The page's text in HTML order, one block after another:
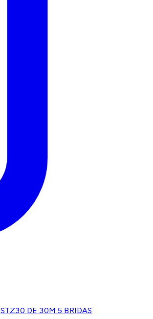
STZ30 DE 30M 5 BRIDAS